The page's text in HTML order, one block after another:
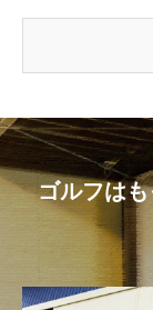
ゴルフは